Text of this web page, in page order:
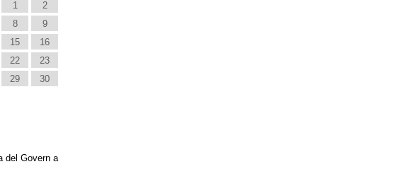
1
2
8
9
15
16
22
23
29
30
del Govern a